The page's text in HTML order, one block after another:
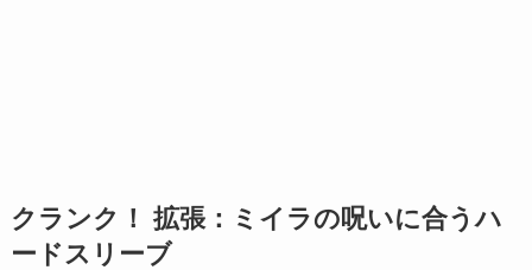
クランク！ 拡張：ミイラの呪いに合うハ
ードスリーブ